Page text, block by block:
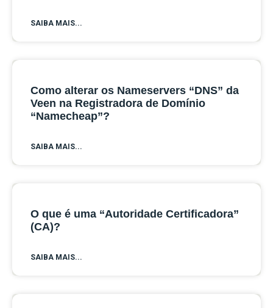
SAIBA MAIS...
Como alterar os Nameservers “DNS” da
Veen na Registradora de Domínio
“Namecheap”?
SAIBA MAIS...
O que é uma “Autoridade Certificadora”
(CA)?
SAIBA MAIS...